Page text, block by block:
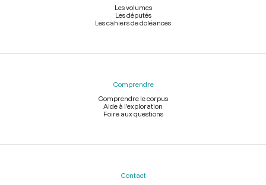
Les volumes
Les députés
Les cahiers de doléances
Comprendre
Comprendre le corpus
Aide à l'exploration
Foire aux questions
Contact